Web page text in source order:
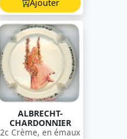
Ajouter
ALBRECHT-
CHARDONNIER
2c Crème, en émaux